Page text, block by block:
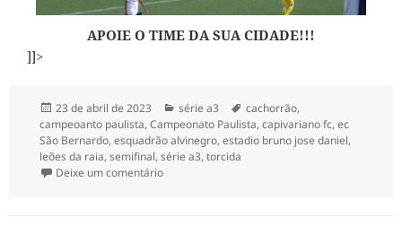
APOIE O TIME DA SUA CIDADE!!!
]]>
Publicado
em
23 de abril de 2023 Categorias
série a3 Tags
cachorrão,
campeoanto paulista,Campeonato Paulista,capivariano fc,ec
São Bernardo,esquadrão alvinegro,estadio bruno jose daniel,
leões da raia,semifinal,série a3,torcida
Deixe um comentárioem Semifinal da série A3-2023